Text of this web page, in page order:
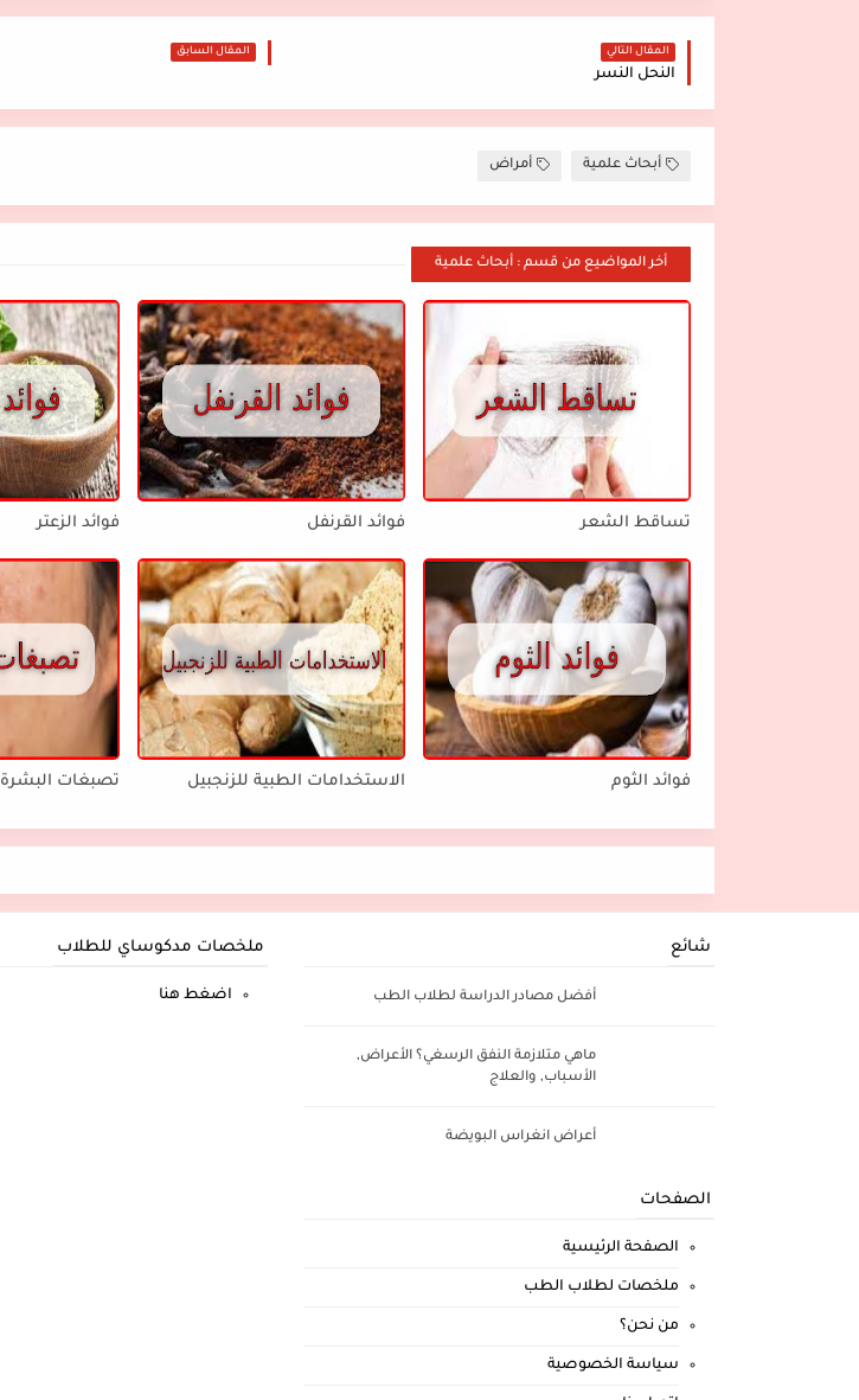
المقال التالي
النحل النسر
المقال السابق
أبحاث علمية أمراض
أخر المواضيع من قسم : أبحاث علمية
تساقط الشعر فوائد القرنفل فوائد الزعتر
فوائد الثوم الاستخدامات الطبية للزنجبيل تصبغات البشرة
شائع
أفضل مصادر الدراسة لطلاب الطب
ماهي متلازمة النفق الرسغي؟ الأعراض,
الأسباب, والعلاج
أعراض انغراس البويضة
الصفحات
الصفحة الرئيسية
ملخصات لطلاب الطب
من نحن؟
سياسة الخصوصية
ملخصات مدكوساي للطلاب
اضغط هنا